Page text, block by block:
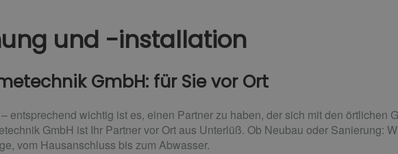
und -installation
GmbH: für Sie vor Ort
entsprechend wichtig ist es, einen Partner zu haben, der sich mit den örtlichen
GmbH ist Ihr Partner vor Ort aus Unterlüß. Ob Neubau oder Sanierung:
vom Hausanschluss bis zum Abwasser.